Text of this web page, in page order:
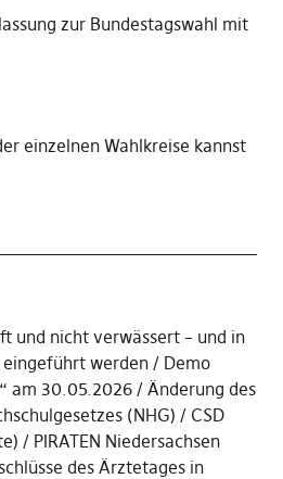
zur Bundestagswahl mit
einzelnen Wahlkreise kannst
und nicht verwässert – und in
eingeführt werden
Demo
am 30.05.2026
Änderung des
(NHG)
CSD
PIRATEN Niedersachsen
des Ärztetages in